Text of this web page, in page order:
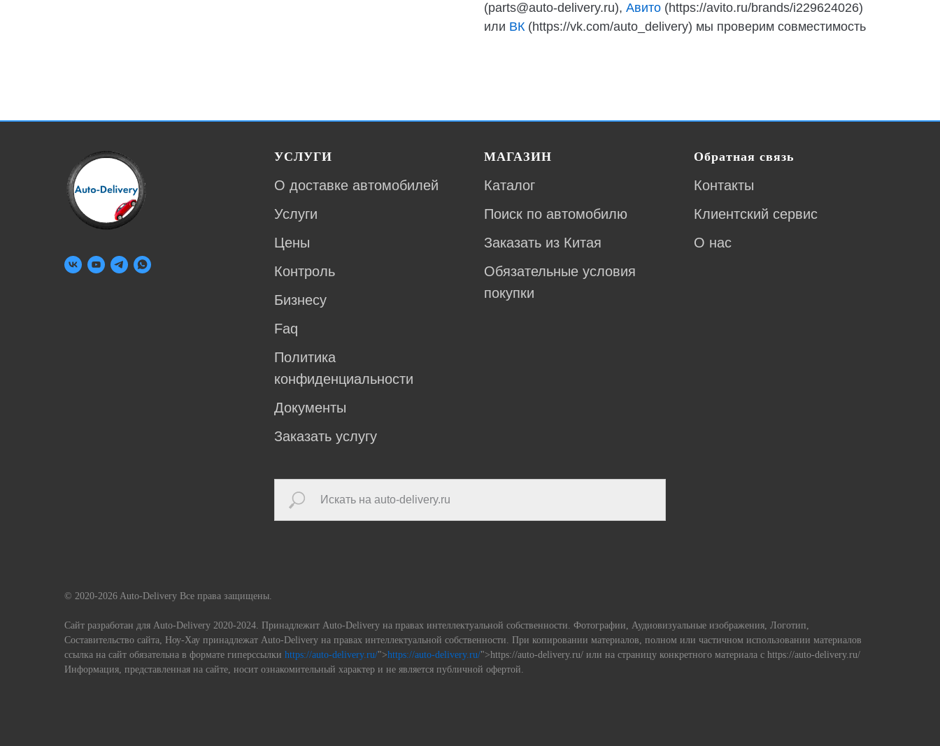
(parts@auto-delivery.ru), Авито (https://avito.ru/brands/i229624026)
или ВК (https://vk.com/auto_delivery) мы проверим совместимость
УСЛУГИ
О доставке автомобилей
Услуги
Цены
Контроль
Бизнесу
Faq
Политика
конфиденциальности
Документы
Заказать услугу
МАГАЗИН
Каталог
Поиск по автомобилю
Заказать из Китая
Обязательные условия
покупки
Обратная связь
Контакты
Клиентский сервис
О нас
© 2020-2026 Auto-Delivery Все права защищены.
Сайт разработан для Auto-Delivery 2020-2024. Принадлежит Auto-Delivery на правах интеллектуальной собственности. Фотографии, Аудиовизуальные изображения, Логотип,
Составительство сайта, Ноу-Хау принадлежат Auto-Delivery на правах интеллектуальной собственности. При копировании материалов, полном или частичном использовании материалов
ссылка на сайт обязательна в формате гиперссылки https://auto-delivery.ru/">https://auto-delivery.ru/">https://auto-delivery.ru/ или на страницу конкретного материала с https://auto-delivery.ru/
Информация, представленная на сайте, носит ознакомительный характер и не является публичной офертой.